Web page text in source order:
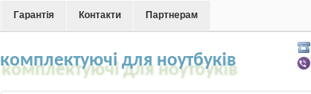
Гарантія Контакти Партнерам
комплектуючі для ноутбуків